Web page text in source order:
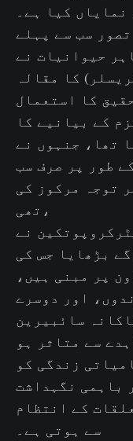
نمایاں کیا ہے۔
تصور سب سے پہلے
حیوانیات نے
کا مقالہ
کا استعمال
کے بیانیے کا
تھا، جنہوں نے
طور پر صرف سب
توجہ مرکوز کی
تھی،
نے
بڑھایا جس کی
پر مبنی ہیں،
اور دوسرے
سائبیرین
سے متاثر ہو
زندگی کو
باہمی نگہداشت
کے انتظام
سے ہوتی ہے۔